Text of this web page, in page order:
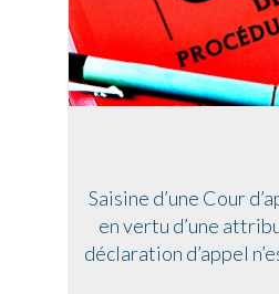
Saisine d’une Cour
en vertu d’une
déclaration d’appel